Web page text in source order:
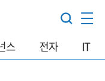
스 전자 IT